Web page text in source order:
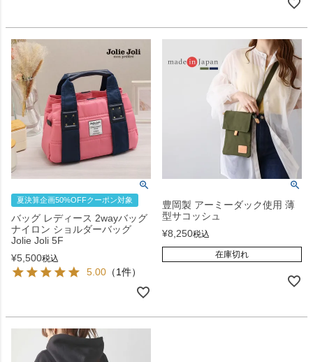
夏決算企画50%OFFクーポン対象
バッグ レディース 2wayバッグ
ナイロン ショルダーバッグ
Jolie Joli 5F
¥5,500税込
5.00 （1件）
豊岡製 アーミーダック使用 薄
型サコッシュ
¥8,250税込
在庫切れ